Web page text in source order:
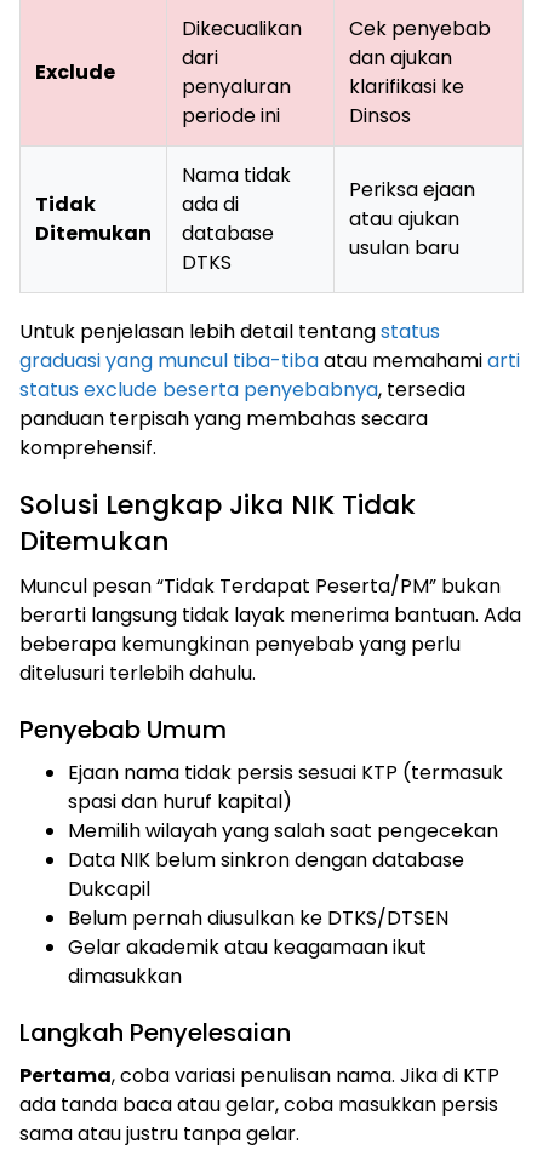
Exclude
Dikecualikan
dari
penyaluran
periode ini
Cek penyebab
dan ajukan
klarifikasi ke
Dinsos
Tidak
Ditemukan
Nama tidak
ada di
database
DTKS
Periksa ejaan
atau ajukan
usulan baru
Untuk penjelasan lebih detail tentangstatus
graduasi yang muncul tiba-tibaatau memahamiarti
status exclude beserta penyebabnya, tersedia
panduan terpisah yang membahas secara
komprehensif.
Solusi Lengkap Jika NIK Tidak
Ditemukan
Muncul pesan “Tidak Terdapat Peserta/PM” bukan
berarti langsung tidak layak menerima bantuan. Ada
beberapa kemungkinan penyebab yang perlu
ditelusuri terlebih dahulu.
Penyebab Umum
Ejaan nama tidak persis sesuai KTP (termasuk
spasi dan huruf kapital)
Memilih wilayah yang salah saat pengecekan
Data NIK belum sinkron dengan database
Dukcapil
Belum pernah diusulkan ke DTKS/DTSEN
Gelar akademik atau keagamaan ikut
dimasukkan
Langkah Penyelesaian
Pertama, coba variasi penulisan nama. Jika di KTP
ada tanda baca atau gelar, coba masukkan persis
sama atau justru tanpa gelar.